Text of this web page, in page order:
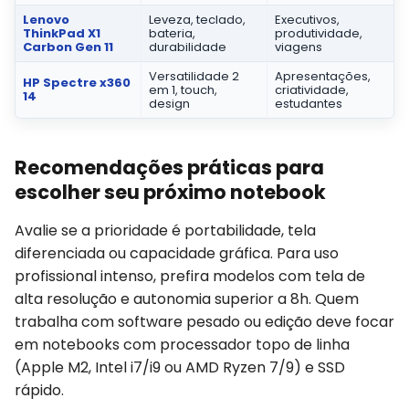
Lenovo
ThinkPad X1
Carbon Gen 11
Leveza, teclado,
bateria,
durabilidade
Executivos,
produtividade,
viagens
HP Spectre x360
14
Versatilidade 2
em 1, touch,
design
Apresentações,
criatividade,
estudantes
Recomendações práticas para
escolher seu próximo notebook
Avalie se a prioridade é portabilidade, tela
diferenciada ou capacidade gráfica. Para uso
profissional intenso, prefira modelos com tela de
alta resolução e autonomia superior a 8h. Quem
trabalha com software pesado ou edição deve focar
em notebooks com processador topo de linha
(Apple M2, Intel i7/i9 ou AMD Ryzen 7/9) e SSD
rápido.